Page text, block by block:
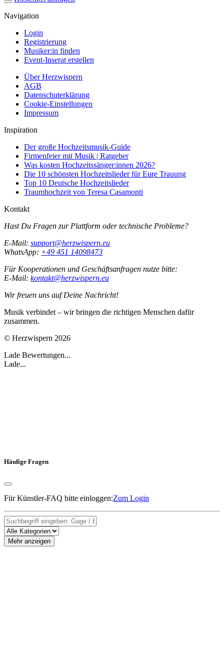
Navigation
Login
Registrierung
Musiker:in finden
Event-Inserat erstellen
Über Herzwispern
AGB
Datenschuterklärung
Cookie-Einstellungen
Impressum
Inspiration
Der große Hochzeitsmusik-Guide
Firmenfeier mit Musik | Ratgeber
Was kosten Hochzeitssänger:innen 2026?
Die 10 schönsten Hochzeitslieder für Eure Trauung
Top 10 Deutsche Hochzeitslieder
Traumhochzeit von Teresa Casamonti
Kontakt
Hast Du Fragen zur Plattform oder technische Probleme?
E-Mail: support@herzwispern.eu
WhatsApp: +49 451 14098473
Für Kooperationen und Geschäftsanfragen nutze bitte:
E-Mail: kontakt@herzwispern.eu
Wir freuen uns auf Deine Nachricht!
Musik verbindet – wir bringen die richtigen Menschen dafür
zusammen.
© Herzwispern 2026
Lade Bewertungen...
Lade...
Häufige Fragen
Für Künstler-FAQ bitte einloggen:Zum Login
Mehr anzeigen